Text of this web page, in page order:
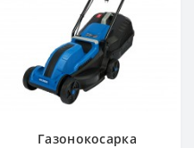
Газонокосарка